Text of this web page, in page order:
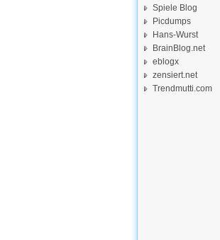
Spiele Blog
Picdumps
Hans-Wurst
BrainBlog.net
eblogx
zensiert.net
Trendmutti.com